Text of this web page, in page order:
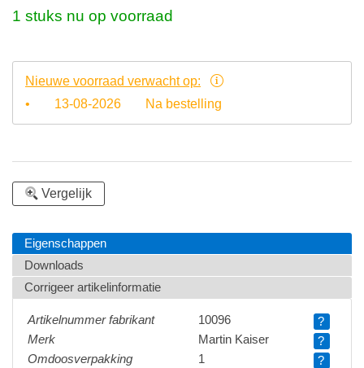
1 stuks nu op voorraad
Nieuwe voorraad verwacht op:
•
13-08-2026 Na bestelling
Vergelijk
Eigenschappen
Downloads
Corrigeer artikelinformatie
Artikelnummer fabrikant 10096
?
Merk
Martin Kaiser
?
Omdoosverpakking
1
?